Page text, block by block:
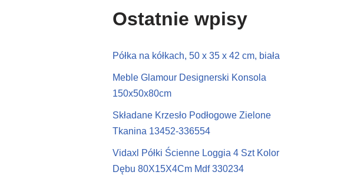
Ostatnie wpisy
Półka na kółkach, 50 x 35 x 42 cm, biała
Meble Glamour Designerski Konsola
150x50x80cm
Składane Krzesło Podłogowe Zielone
Tkanina 13452-336554
Vidaxl Półki Ścienne Loggia 4 Szt Kolor
Dębu 80X15X4Cm Mdf 330234